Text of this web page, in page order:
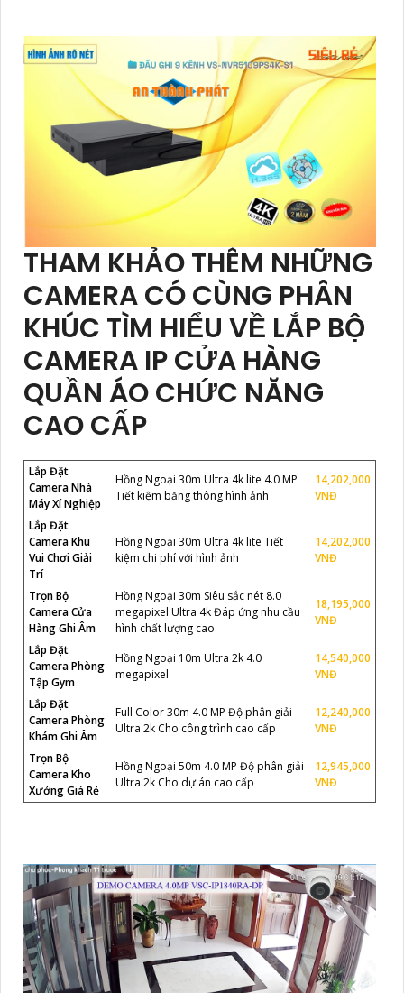
THAM KHẢO THÊM NHỮNG
CAMERA CÓ CÙNG PHÂN
KHÚC TÌM HIỂU VỀ LẮP BỘ
CAMERA IP CỬA HÀNG
QUẦN ÁO CHỨC NĂNG
CAO CẤP
Lắp Đặt
Camera Nhà
Máy Xí Nghiệp
Hồng Ngoại 30m Ultra 4k lite 4.0 MP
Tiết kiệm băng thông hình ảnh
14,202,000
VNĐ
Lắp Đặt
Camera Khu
Vui Chơi Giải
Trí
Hồng Ngoại 30m Ultra 4k lite Tiết
kiệm chi phí với hình ảnh
14,202,000
VNĐ
Trọn Bộ
Camera Cửa
Hàng Ghi Âm
Hồng Ngoại 30m Siêu sắc nét 8.0
megapixel Ultra 4k Đáp ứng nhu cầu
hình chất lượng cao
18,195,000
VNĐ
Lắp Đặt
Camera Phòng
Tập Gym
Hồng Ngoại 10m Ultra 2k 4.0
megapixel
14,540,000
VNĐ
Lắp Đặt
Camera Phòng
Khám Ghi Âm
Full Color 30m 4.0 MP Độ phân giải
Ultra 2k Cho công trình cao cấp
12,240,000
VNĐ
Trọn Bộ
Camera Kho
Xưởng Giá Rẻ
Hồng Ngoại 50m 4.0 MP Độ phân giải
Ultra 2k Cho dự án cao cấp
12,945,000
VNĐ